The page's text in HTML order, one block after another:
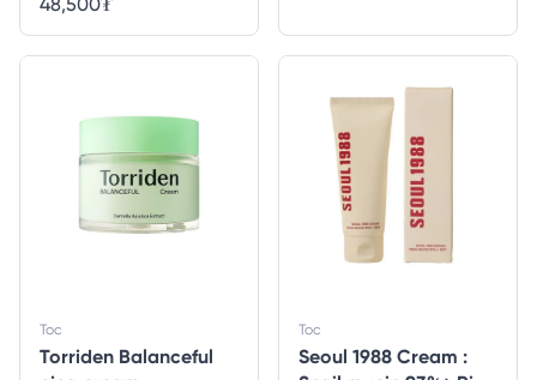
Torriden Balanceful
Тос
Seoul 1988 Cream :
Тос